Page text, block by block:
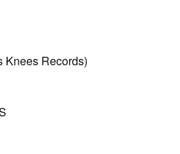
Knees Records)